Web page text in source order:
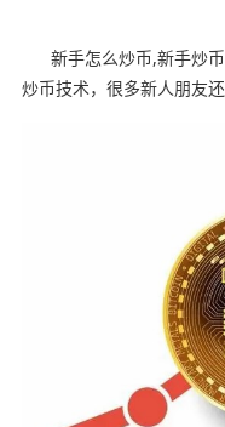
新手怎么炒币,新手炒币
炒币技术，很多新人朋友